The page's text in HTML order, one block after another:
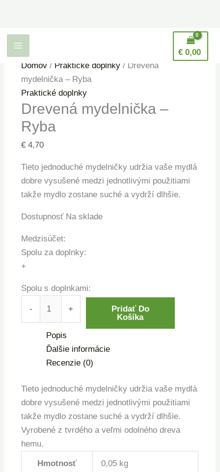
obsah
€ 0,00
H
Domov / Praktické doplnky / Drevená
mydelnička – Ryba
Praktické doplnky
Drevená mydelnička –
Ryba
€ 4,70
Tieto jednoduché mydelničky udržia vaše mydlá
dobre vysušené medzi jednotlivými použitiami
takže mydlo zostane suché a vydrží dlhšie.
Dostupnosť Na sklade
Medzisúčet:
Spolu za doplnky:
+
Spolu s doplnkami:
-
množstvo
Drevená
mydelnička
-
Ryba
+
Pridať Do
Košíka
Popis
Ďalšie informácie
Recenzie (0)
Tieto jednoduché mydelničky udržia vaše mydlá
dobre vysušené medzi jednotlivými použitiami
takže mydlo zostane suché a vydrží dlhšie.
Vyrobené z tvrdého a veľmi odolného dreva
hemu.
Hmotnosť 0,05 kg